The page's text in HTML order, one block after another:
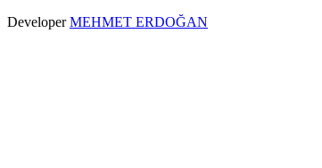
DeveloperMEHMET ERDOĞAN